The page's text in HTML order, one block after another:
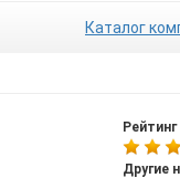
Каталог
Другие